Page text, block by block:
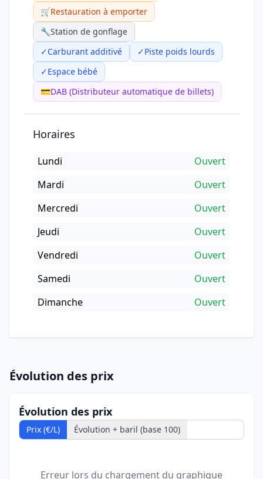
🛒Restauration à emporter
🔧Station de gonflage
✓Carburant additivé ✓Piste poids lourds
✓Espace bébé
💳DAB (Distributeur automatique de billets)
Horaires
Lundi
Ouvert
Mardi
Ouvert
Mercredi
Ouvert
Jeudi
Ouvert
Vendredi
Ouvert
Samedi
Ouvert
Dimanche
Ouvert
Évolution des prix
Évolution des prix
Prix (€/L) Évolution + baril (base 100)
Erreur lors du chargement du graphique